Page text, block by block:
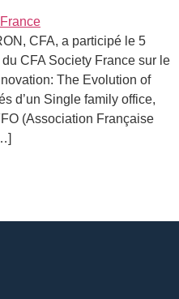
CFA, a participé le 5
CFA Society France sur le
The Evolution of
d’un Single family office,
(Association Française